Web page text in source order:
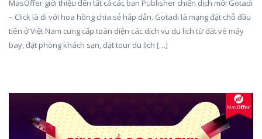
MasOffer giới thiệu đến tất cả các bạn Publisher chiến dịch mới Gotadi
– Click là đi với hoa hồng chia sẻ hấp dẫn. Gotadi là mạng đặt chỗ đầu
tiên ở Việt Nam cung cấp toàn diện các dịch vụ du lịch từ đặt vé máy
bay, đặt phòng khách sạn, đặt tour du lịch […]